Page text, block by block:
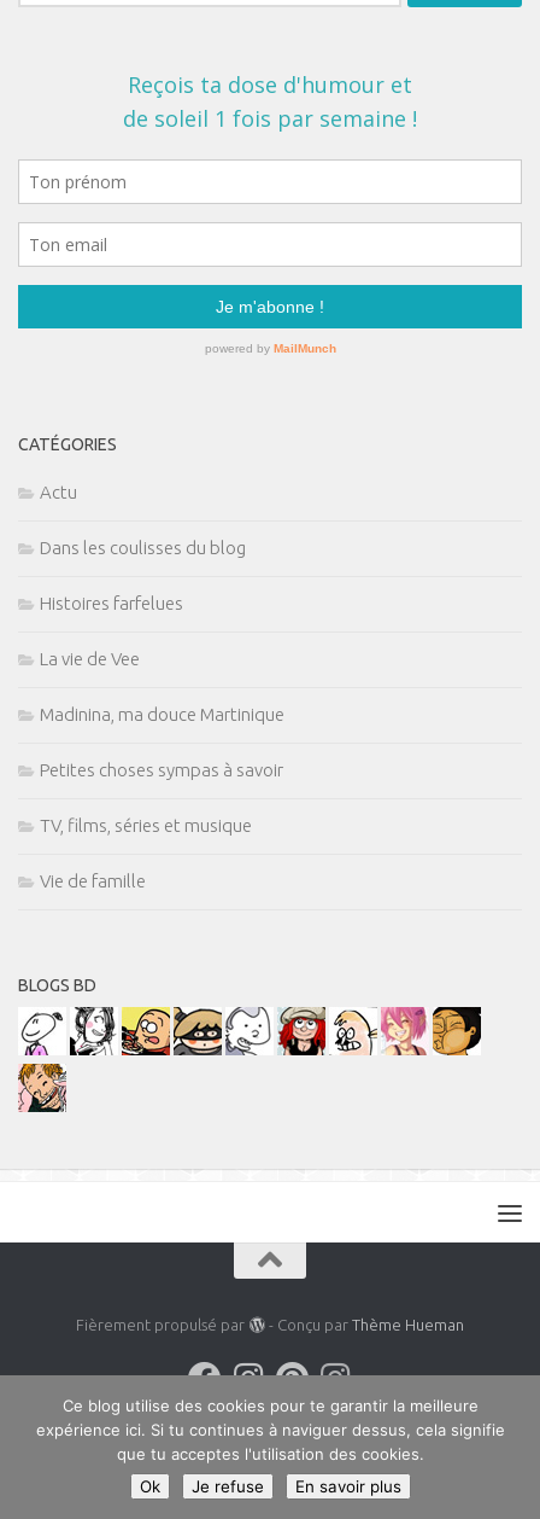
CATÉGORIES
Actu
Dans les coulisses du blog
Histoires farfelues
La vie de Vee
Madinina, ma douce Martinique
Petites choses sympas à savoir
TV, films, séries et musique
Vie de famille
BLOGS BD
Fièrement propulsé par - Conçu par Thème Hueman
Ce blog utilise des cookies pour te garantir la meilleure
expérience ici. Si tu continues à naviguer dessus, cela signifie
que tu acceptes l'utilisation des cookies.
Ok
Je refuse En savoir plus